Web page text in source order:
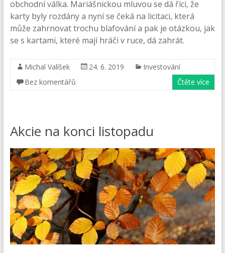
obchodní válka. Mariášnickou mluvou se dá říci, že
karty byly rozdány a nyní se čeká na licitaci, která
může zahrnovat trochu blafování a pak je otázkou, jak
se s kartami, které mají hráči v ruce, dá zahrát.
Michal Valíšek 24. 6. 2019
Investování
Bez komentářů
Čtěte více
Akcie na konci listopadu